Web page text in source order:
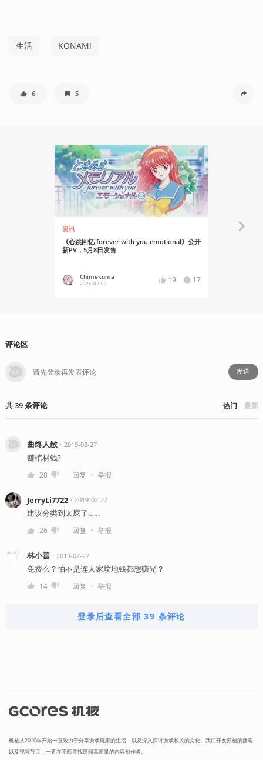
生活 KONAMI
6 5
资讯
《心跳回忆 forever with you emotional》公开
新PV，5月8日发售
Chimekuma
2025-02-03 19 17
评论区
发送
共39条评论 热门 最新
曲终人散・ 2019-02-27
赚棺材钱?
28 回复 ・ 举报
JerryLi7722・ 2019-02-27
建议分类到太屎了……
26 回复 ・ 举报
林小善・ 2019-02-27
免费么？怕不是连人家坟地钱都想赚光？
14 回复 ・ 举报
登录后查看全部 39 条评论
机核从2010年开始一直致力于分享游戏玩家的生活，以及深入探讨游戏相关的文化。我们开发原创的播客
以及视频节目，一直在不断寻找民间高质量的内容创作者。